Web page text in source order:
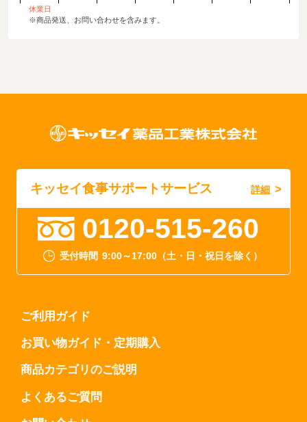
休業日
※商品発送、お問い合わせを含みます。
キッセイ食事サポートサービス 詳細
0120-515-260
受付時間 9:00～17:00（土・日・祝日を除く）
ご利用ガイド
お買い物ガイド・定期購入
商品カテゴリのご説明
よくあるご質問